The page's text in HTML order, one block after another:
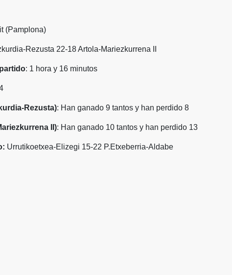
(Pamplona)
Rezusta 22-18 Artola-Mariezkurrena II
: 1 hora y 16 minutos
Rezusta): Han ganado 9 tantos y han perdido 8
II): Han ganado 10 tantos y han perdido 13
Urrutikoetxea-Elizegi 15-22 P.Etxeberria-Aldabe